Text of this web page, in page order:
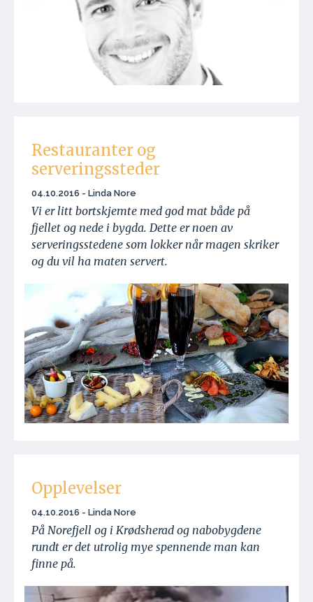
Restauranter og
serveringssteder
04.10.2016 - Linda Nore
Vi er litt bortskjemte med god mat både på
fjellet og nede i bygda. Dette er noen av
serveringsstedene som lokker når magen skriker
og du vil ha maten servert.
Opplevelser
04.10.2016 - Linda Nore
På Norefjell og i Krødsherad og nabobygdene
rundt er det utrolig mye spennende man kan
finne på.